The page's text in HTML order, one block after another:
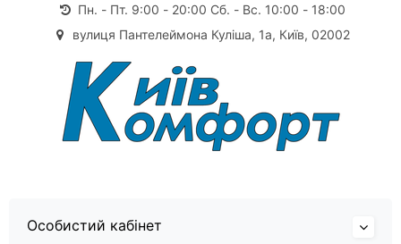
Пн. - Пт. 9:00 - 20:00 Сб. - Вс. 10:00 - 18:00
вулиця Пантелеймона Куліша, 1а, Київ, 02002
Особистий кабінет